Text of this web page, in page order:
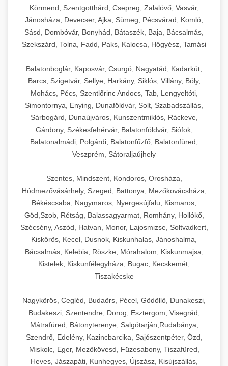
Körmend, Szentgotthárd, Csepreg, Zalalövő, Vasvár,
Jánosháza, Devecser, Ajka, Sümeg, Pécsvárad, Komló,
Sásd, Dombóvár, Bonyhád, Bátaszék, Baja, Bácsalmás,
Szekszárd, Tolna, Fadd, Paks, Kalocsa, Hőgyész, Tamási
Balatonboglár, Kaposvár, Csurgó, Nagyatád, Kadarkút,
Barcs, Szigetvár, Sellye, Harkány, Siklós, Villány, Bóly,
Mohács, Pécs, Szentlőrinc Andocs, Tab, Lengyeltóti,
Simontornya, Enying, Dunaföldvár, Solt, Szabadszállás,
Sárbogárd, Dunaújváros, Kunszentmiklós, Ráckeve,
Gárdony, Székesfehérvár, Balatonföldvár, Siófok,
Balatonalmádi, Polgárdi, Balatonfűzfő, Balatonfüred,
Veszprém, Sátoraljaújhely
Szentes, Mindszent, Kondoros, Orosháza,
Hódmezővásárhely, Szeged, Battonya, Mezőkovácsháza,
Békéscsaba, Nagymaros, Nyergesújfalu, Kismaros,
Göd,Szob, Rétság, Balassagyarmat, Romhány, Hollókő,
Szécsény, Aszód, Hatvan, Monor, Lajosmizse, Soltvadkert,
Kiskőrös, Kecel, Dusnok, Kiskunhalas, Jánoshalma,
Bácsalmás, Kelebia, Röszke, Mórahalom, Kiskunmajsa,
Kistelek, Kiskunfélegyháza, Bugac, Kecskemét,
Tiszakécske
Nagykörös, Cegléd, Budaörs, Pécel, Gödöllő, Dunakeszi,
Budakeszi, Szentendre, Dorog, Esztergom, Visegrád,
Mátrafüred, Bátonyterenye, Salgótarján,Rudabánya,
Szendrő, Edelény, Kazincbarcika, Sajószentpéter, Ózd,
Miskolc, Eger, Mezőkövesd, Füzesabony, Tiszafüred,
Heves, Jászapáti, Kunhegyes, Újszász, Kisújszállás,